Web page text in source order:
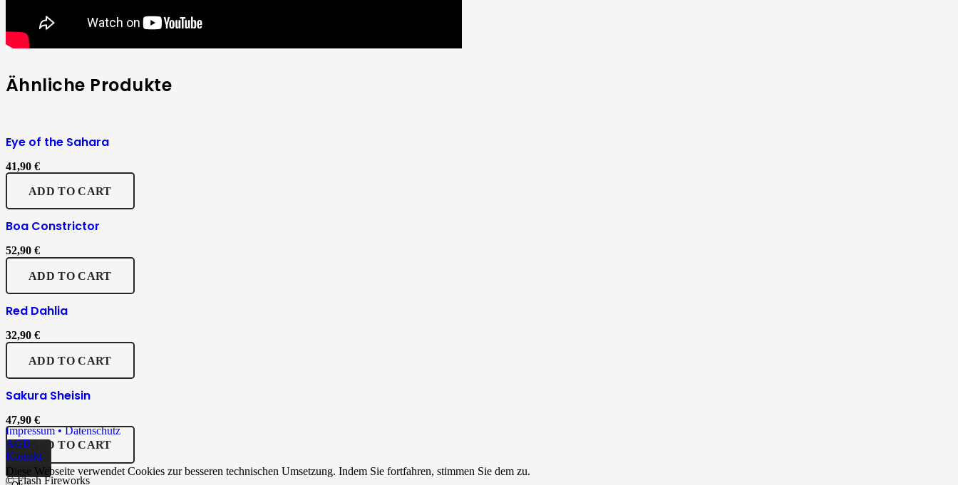
Ähnliche Produkte
Eye of the Sahara
41,90 €
ADD TO CART
Boa Constrictor
52,90 €
ADD TO CART
Red Dahlia
32,90 €
ADD TO CART
Sakura Sheisin
47,90 €
ADD TO CART
Impressum • Datenschutz
AGB
Kontakt
© Flash Fireworks
Diese Webseite verwendet Cookies zur besseren technischen Umsetzung. Indem Sie fortfahren, stimmen Sie dem zu.